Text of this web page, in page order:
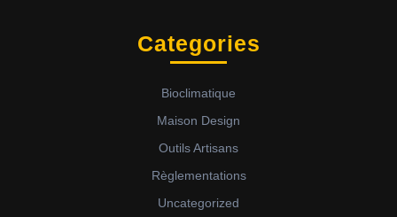
Categories
Bioclimatique
Maison Design
Outils Artisans
Règlementations
Uncategorized